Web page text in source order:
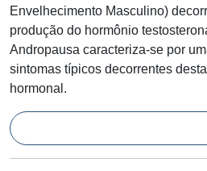
Envelhecimento Masculino)
produção do hormônio
Andropausa caracteriza-se por
sintomas típicos decorrentes
hormonal.
Pesquisar